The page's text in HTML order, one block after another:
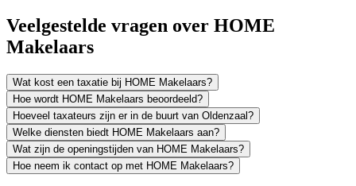
Veelgestelde vragen over HOME
Makelaars
Wat kost een taxatie bij HOME Makelaars?
Hoe wordt HOME Makelaars beoordeeld?
Hoeveel taxateurs zijn er in de buurt van Oldenzaal?
Welke diensten biedt HOME Makelaars aan?
Wat zijn de openingstijden van HOME Makelaars?
Hoe neem ik contact op met HOME Makelaars?